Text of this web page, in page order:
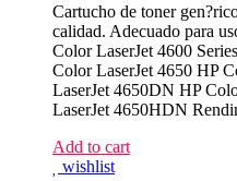
Cartucho de toner
calidad. Adecuado para
Color LaserJet 4600
Color LaserJet 4650 HP
LaserJet 4650DN HP
LaserJet 4650HDN
Add to cart
wishlist